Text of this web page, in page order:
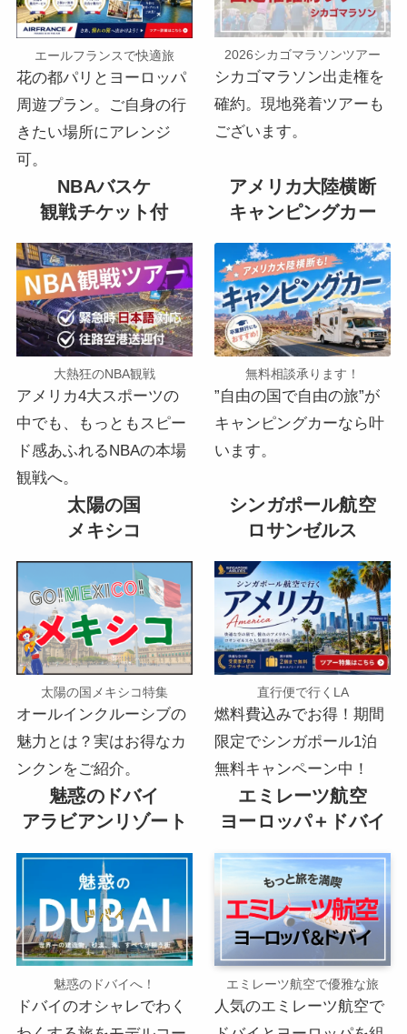
エールフランスで快適旅
花の都パリとヨーロッパ
周遊プラン。ご自身の行
きたい場所にアレンジ
可。
2026シカゴマラソンツアー
シカゴマラソン出走権を
確約。現地発着ツアーも
ございます。
NBAバスケ
観戦チケット付
大熱狂のNBA観戦
アメリカ4大スポーツの
中でも、もっともスピー
ド感あふれるNBAの本場
観戦へ。
アメリカ大陸横断
キャンピングカー
無料相談承ります！
”自由の国で自由の旅”が
キャンピングカーなら叶
います。
太陽の国
メキシコ
太陽の国メキシコ特集
オールインクルーシブの
魅力とは？実はお得なカ
ンクンをご紹介。
シンガポール航空
ロサンゼルス
直行便で行くLA
燃料費込みでお得！期間
限定でシンガポール1泊
無料キャンペーン中！
魅惑のドバイ
アラビアンリゾート
魅惑のドバイへ！
ドバイのオシャレでわく
エミレーツ航空
ヨーロッパ＋ドバイ
エミレーツ航空で優雅な旅
人気のエミレーツ航空で